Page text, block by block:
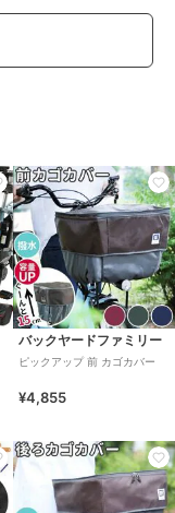
バックヤードファミリー
ピックアップ 前 カゴカバー
¥4,855